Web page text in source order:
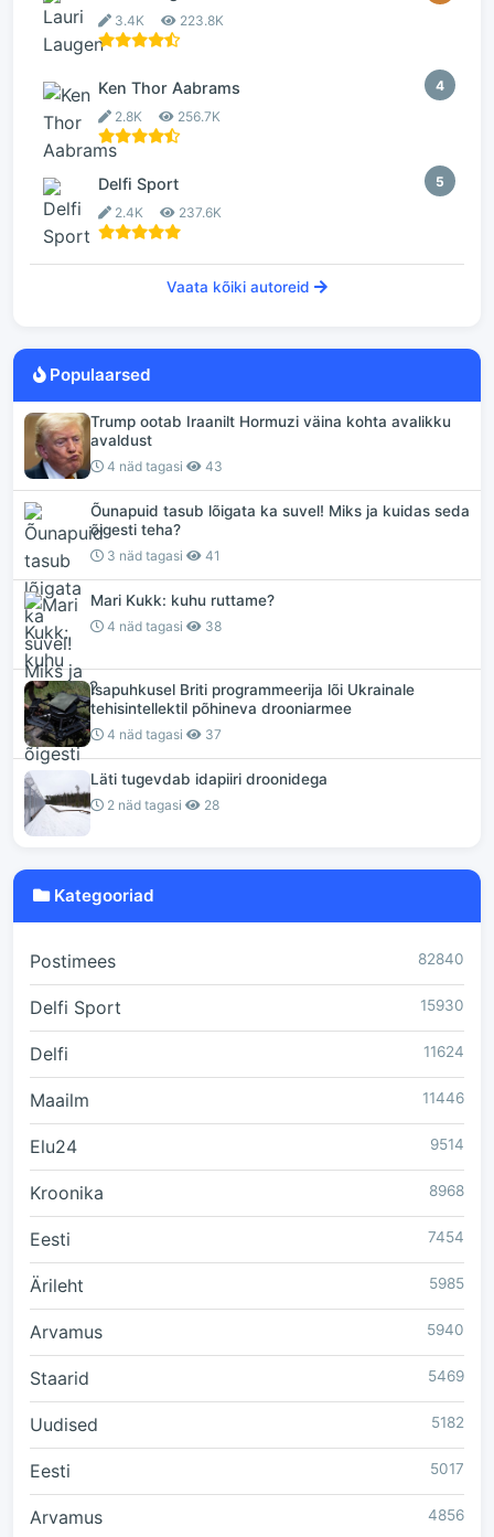
3.4K 223.8K
4
Ken Thor Aabrams
2.8K 256.7K
5
Delfi Sport
2.4K 237.6K
Vaata kõiki autoreid
Populaarsed
Trump ootab Iraanilt Hormuzi väina kohta avalikku
avaldust
4 näd tagasi 43
Õunapuid tasub lõigata ka suvel! Miks ja kuidas seda
õigesti teha?
3 näd tagasi 41
Mari Kukk: kuhu ruttame?
4 näd tagasi 38
Isapuhkusel Briti programmeerija lõi Ukrainale
tehisintellektil põhineva drooniarmee
4 näd tagasi 37
Läti tugevdab idapiiri droonidega
2 näd tagasi 28
Kategooriad
Postimees 82840
Delfi Sport 15930
Delfi 11624
Maailm 11446
Elu24 9514
Kroonika 8968
Eesti 7454
Ärileht 5985
Arvamus 5940
Staarid 5469
Uudised 5182
Eesti 5017
Arvamus 4856